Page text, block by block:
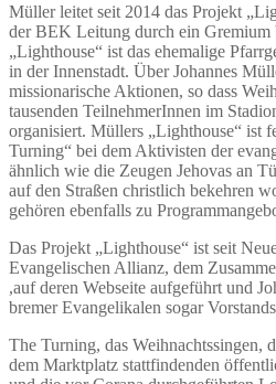
Müller leitet seit 2014 das Projekt
der BEK Leitung durch ein Gremium
„Lighthouse“ ist das ehemalige
in der Innenstadt. Über Johannes
missionarische Aktionen, so dass
tausenden TeilnehmerInnen im
organisiert. Müllers „Lighthouse“ ist
Turning“ bei dem Aktivisten der
ähnlich wie die Zeugen Jehovas an
auf den Straßen christlich bekehren
gehören ebenfalls zu
Das Projekt „Lighthouse“ ist seit
Evangelischen Allianz, dem
,auf deren Webseite aufgeführt und
bremer Evangelikalen sogar
The Turning, das Weihnachtssingen,
dem Marktplatz stattfindenden